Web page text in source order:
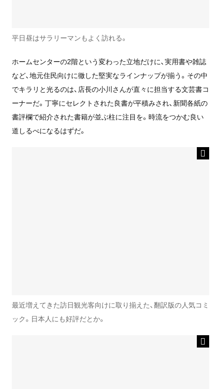
平日昼はサラリーマンもよく訪れる。
ホームセンターの2階という変わった立地だけに、実用書や雑誌
など、地元住民向けに徹した堅実なラインナップが揃う。その中
でキラリと光るのは、店長の小川さんが直々に担当する文芸書コ
ーナーだ。丁寧にセレクトされた良書が平積みされ、新聞各紙の
書評欄で紹介された書籍が並ぶ柱に注目を。時流をつかむ良い
道しるべになるはずだ。
最近増えてきた訪日観光客向けに取り揃えた、翻訳版の人気コミ
ック。日本人にも好評だとか。